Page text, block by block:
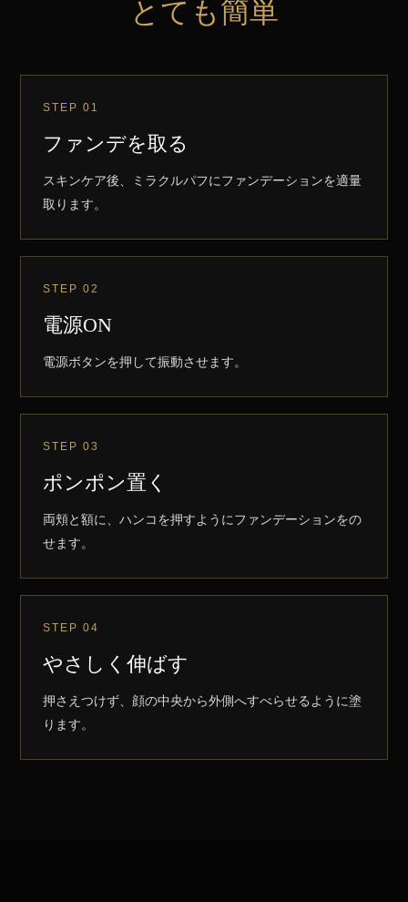
とても簡単
STEP 01
ファンデを取る
スキンケア後、ミラクルパフにファンデーションを適量
取ります。
STEP 02
電源ON
電源ボタンを押して振動させます。
STEP 03
ポンポン置く
両頬と額に、ハンコを押すようにファンデーションをの
せます。
STEP 04
やさしく伸ばす
押さえつけず、顔の中央から外側へすべらせるように塗
ります。